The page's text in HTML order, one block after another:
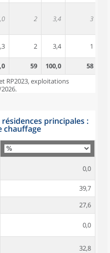
2 3,4 3
2 3,4 1
59 100,0 58
RP2023, exploitations
principales :
chauffage
0,0
39,7
27,6
0,0
32,8